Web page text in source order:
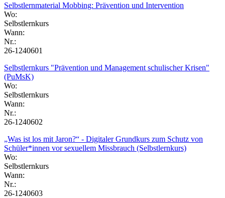
Selbstlernmaterial Mobbing: Prävention und Intervention
Wo:
Selbstlernkurs
Wann:
Nr.:
26-1240601
Selbstlernkurs "Prävention und Management schulischer Krisen"
(PuMsK)
Wo:
Selbstlernkurs
Wann:
Nr.:
26-1240602
„Was ist los mit Jaron?“ - Digitaler Grundkurs zum Schutz von
Schüler*innen vor sexuellem Missbrauch (Selbstlernkurs)
Wo:
Selbstlernkurs
Wann:
Nr.:
26-1240603